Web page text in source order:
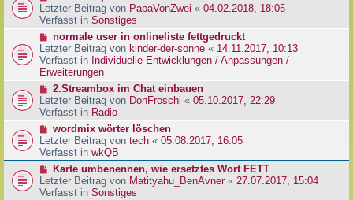
r
a
g
B
e
i
r
a
g
e
u
e
r
B
e
i
r
a
g
Letzter Beitrag von PapaVonZwei « 04.02.2018, 18:05
Verfasst in Sonstiges
N
e
u
e
r
B
e
i
r
a
g
normale user in onlineliste fettgedruckt
Letzter Beitrag von kinder-der-sonne « 14.11.2017, 10:13
Verfasst in Individuelle Entwicklungen / Anpassungen /
Erweiterungen
N
e
u
e
r
B
e
t
r
2.Streambox im Chat einbauen
Letzter Beitrag von DonFroschi « 05.10.2017, 22:29
Verfasst in Radio
N
e
u
e
r
B
wordmix wörter löschen
Letzter Beitrag von tech « 05.08.2017, 16:05
Verfasst in wkQB
N
e
u
Karte umbenennen, wie ersetztes Wort FETT
Letzter Beitrag von Matityahu_BenAvner « 27.07.2017, 15:04
Verfasst in Sonstiges